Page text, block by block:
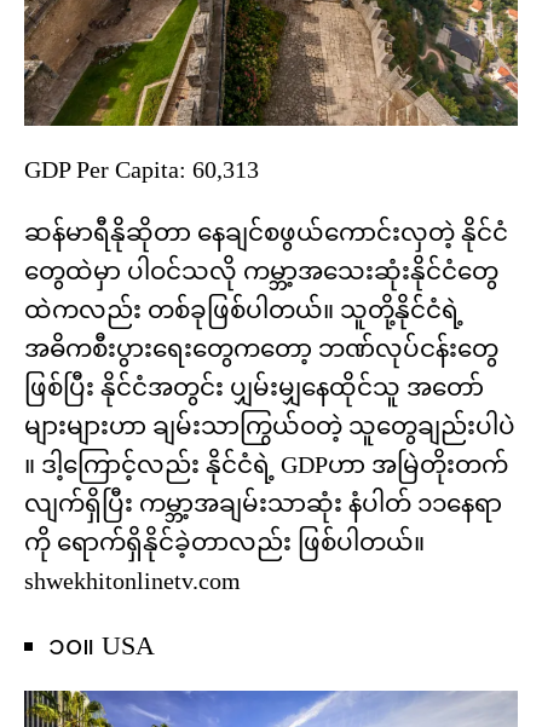
GDP Per Capita: 60,313
ဆန်မာရီနိုဆိုတာ နေချင်စဖွယ်ကောင်းလှတဲ့ နိုင်ငံ
တွေထဲမှာ ပါဝင်သလို ကမ္ဘာ့အသေးဆုံးနိုင်ငံတွေ
ထဲကလည်း တစ်ခုဖြစ်ပါတယ်။ သူတို့နိုင်ငံရဲ့
အဓိကစီးပွားရေးတွေကတော့ ဘဏ်လုပ်ငန်းတွေ
ဖြစ်ပြီး နိုင်ငံအတွင်း ပျှမ်းမျှနေထိုင်သူ အတော်
များများဟာ ချမ်းသာကြွယ်ဝတဲ့ သူတွေချည်းပါပဲ
။ ဒါ့ကြောင့်လည်း နိုင်ငံရဲ့ GDPဟာ အမြဲတိုးတက်
လျက်ရှိပြီး ကမ္ဘာ့အချမ်းသာဆုံး နံပါတ် ၁၁နေရာ
ကို ရောက်ရှိနိုင်ခဲ့တာလည်း ဖြစ်ပါတယ်။
shwekhitonlinetv.com
၁၀။ USA